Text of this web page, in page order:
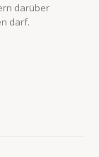
darüber
darf.